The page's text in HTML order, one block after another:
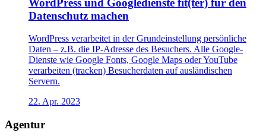
WordPress und Googledienste fit(ter) für den
Datenschutz machen
WordPress verarbeitet in der Grundeinstellung persönliche
Daten – z.B. die IP-Adresse des Besuchers. Alle Google-
Dienste wie Google Fonts, Google Maps oder YouTube
verarbeiten (tracken) Besucherdaten auf ausländischen
Servern.
22. Apr. 2023
Agentur